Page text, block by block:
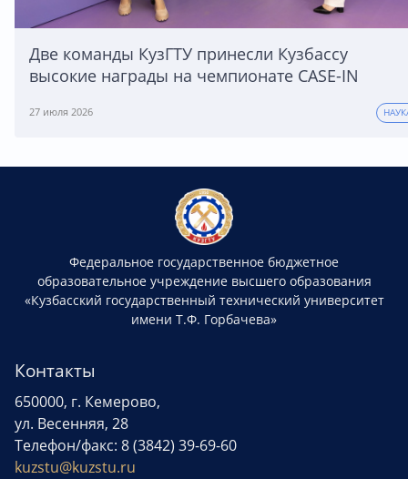
Две команды КузГТУ принесли Кузбассу
высокие награды на чемпионате CASE-IN
27 июля 2026
Федеральное государственное бюджетное
образовательное учреждение высшего образования
«Кузбасский государственный технический университет
имени Т.Ф. Горбачева»
Контакты
650000, г. Кемерово,
ул. Весенняя, 28
Телефон/факс: 8 (3842) 39-69-60
kuzstu@kuzstu.ru